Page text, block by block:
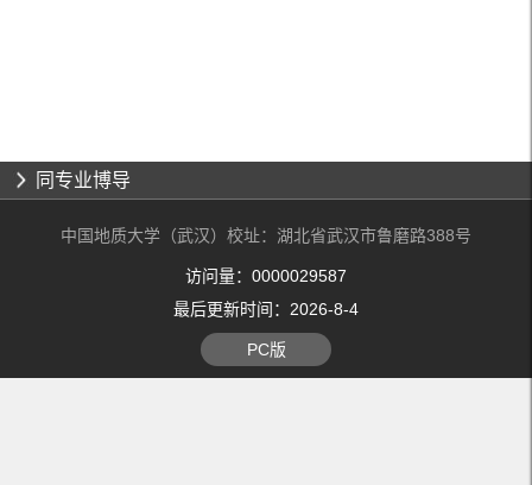
同专业博导
中国地质大学（武汉）校址：湖北省武汉市鲁磨路388号
访问量： 0000029587
最后更新时间： 2026-8-4
PC版